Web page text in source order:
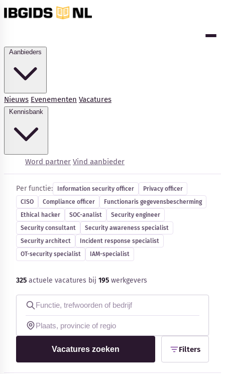
Nieuws Evenementen Vacatures
Word partner Vind aanbieder
Kennisbank
Blog
Bedrijfsupdates
Externe bronnen
Woordenboek
Auteurs
Cybersecurity-vacatures
Per functie: Information security officer
Privacy officer
CISO
Compliance officer
Functionaris gegevensbescherming
Ethical hacker
SOC-analist
Security engineer
Security consultant
Security awareness specialist
Security architect
Incident response specialist
OT-security specialist
IAM-specialist
325 actuele vacatures bij 195 werkgevers
Vacatures zoeken Filters